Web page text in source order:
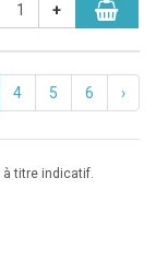
+
4 5 6 ›
à titre indicatif.